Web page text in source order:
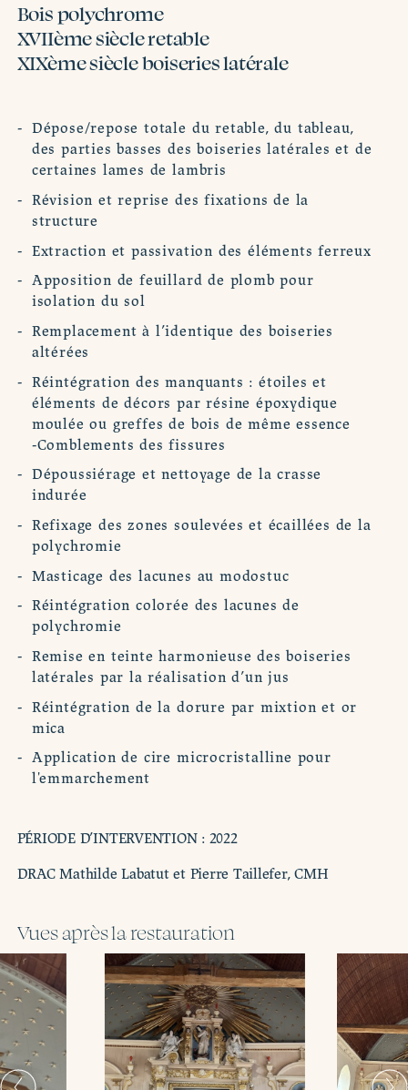
Bois polychrome
XVIIème siècle retable
XIXème siècle boiseries latérale
Dépose/repose totale du retable, du tableau,
des parties basses des boiseries latérales et de
certaines lames de lambris
Révision et reprise des fixations de la
structure
Extraction et passivation des éléments ferreux
Apposition de feuillard de plomb pour
isolation du sol
Remplacement à l’identique des boiseries
altérées
Réintégration des manquants : étoiles et
éléments de décors par résine époxydique
moulée ou greffes de bois de même essence
-Comblements des fissures
Dépoussiérage et nettoyage de la crasse
indurée
Refixage des zones soulevées et écaillées de la
polychromie
Masticage des lacunes au modostuc
Réintégration colorée des lacunes de
polychromie
Remise en teinte harmonieuse des boiseries
latérales par la réalisation d’un jus
Réintégration de la dorure par mixtion et or
mica
Application de cire microcristalline pour
l'emmarchement
PÉRIODE D’INTERVENTION : 2022
DRAC Mathilde Labatut et Pierre Taillefer, CMH
Vues après la restauration